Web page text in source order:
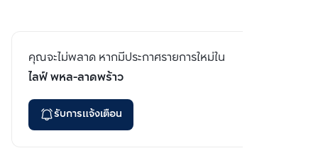
คุณจะไม่พลาด หากมีประกาศรายการใหม่ใน
ไลฟ์ พหล-ลาดพร้าว
รับการแจ้งเตือน